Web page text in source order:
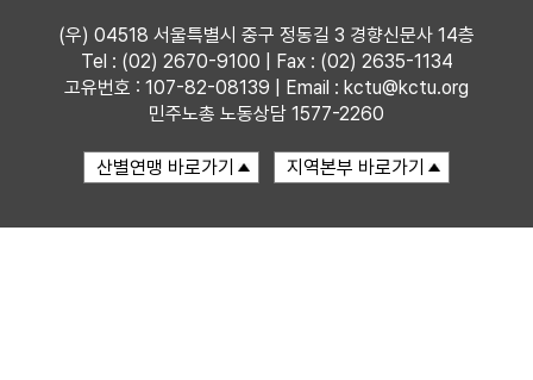
(우) 04518 서울특별시 중구 정동길 3 경향신문사 14층
Tel : (02) 2670-9100 | Fax : (02) 2635-1134
고유번호 : 107-82-08139 | Email : kctu@kctu.org
민주노총 노동상담 1577-2260